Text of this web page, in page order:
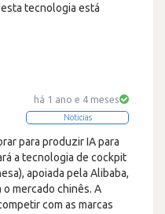
tecnologia está
há 1 ano e 4 meses
Noticias
para produzir IA para
a tecnologia de cockpit
apoiada pela Alibaba,
mercado chinês. A
com as marcas